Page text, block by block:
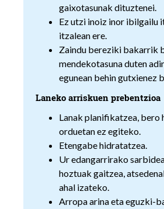
gaixotasunak dituztenei.
Ez utzi inoiz inor ibilgailu
itzalean ere.
Zaindu bereziki bakarrik
mendekotasuna duten
egunean behin gutxienez
Laneko arriskuen prebentzioa
Lanak planifikatzea, bero
orduetan ez egiteko.
Etengabe hidratatzea.
Ur edangarrirako
hoztuak gaitzea,
ahal izateko.
Arropa arina eta eguzki-